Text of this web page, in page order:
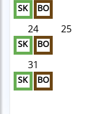
SK BO
24
SK BO
25
31
SK BO